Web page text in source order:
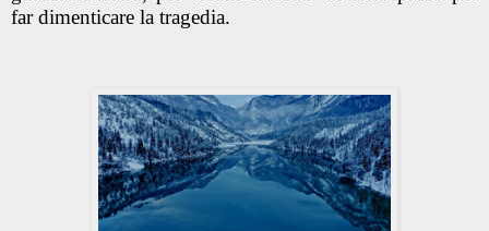
far dimenticare la tragedia.